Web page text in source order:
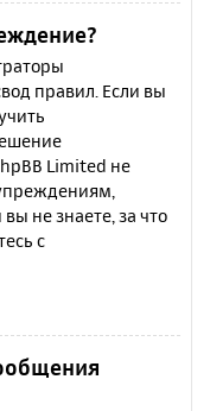
правил. Если вы
Limited не
не знаете, за что
с